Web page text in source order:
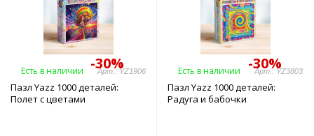
-30%
Есть в наличии Арт.: YZ1906
Пазл Yazz 1000 деталей:
Полет с цветами
-30%
Есть в наличии Арт.: YZ3803
Пазл Yazz 1000 деталей:
Радуга и бабочки